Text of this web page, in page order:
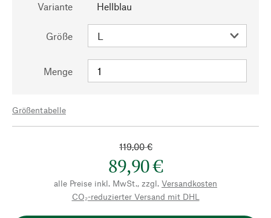
Variante Hellblau
Größe
Menge
Größentabelle
119,00 €
89,90 €
alle Preise inkl. MwSt., zzgl. Versandkosten
CO₂-reduzierter Versand mit DHL